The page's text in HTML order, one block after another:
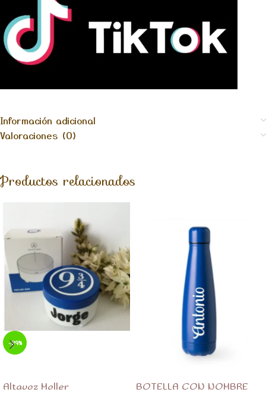
Información adicional
Valoraciones (0)
Productos relacionados
-29%
Altavoz Moller BOTELLA CON NOMBRE